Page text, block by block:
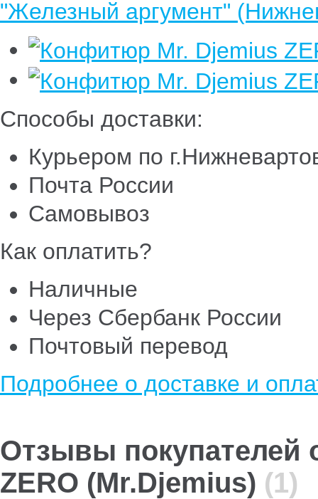
Способы доставки:
Курьером по
Почта России
Самовывоз
Как оплатить?
Наличные
Через Сбербанк России
Почтовый перевод
Подробнее о доставке и
Отзывы покупателей
ZERO (Mr.Djemius) (1)